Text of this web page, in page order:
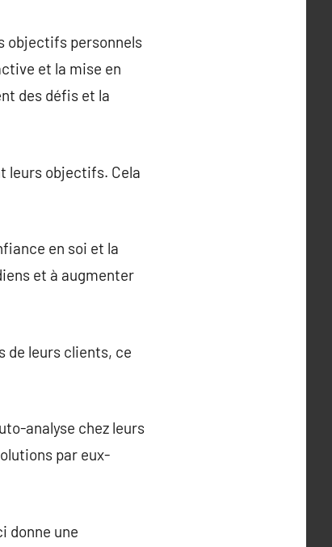
objectifs personnels
et la mise en
des défis et la
leurs objectifs. Cela
en soi et la
et à augmenter
de leurs clients, ce
analyse chez leurs
par eux-
donne une